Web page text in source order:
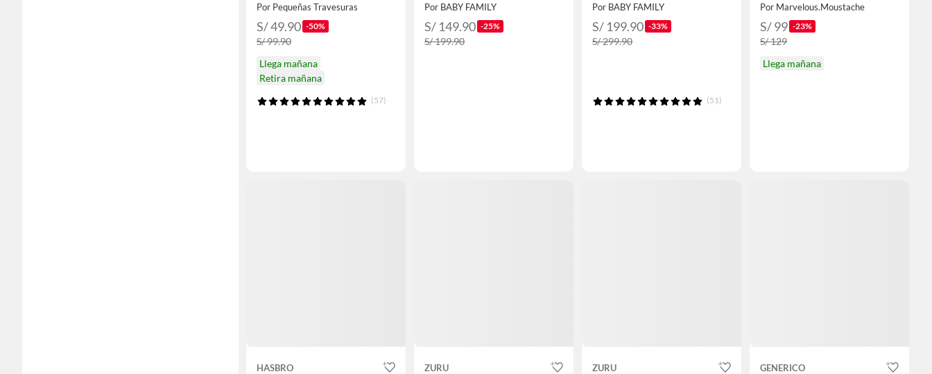
Por Pequeñas Travesuras
S/ 49.90 -50%
S/ 99.90
Llega mañana
Retira mañana
(57)
Por BABY FAMILY
S/ 149.90 -25%
S/ 199.90
Por BABY FAMILY
S/ 199.90 -33%
S/ 299.90
(51)
Por Marvelous.Moustache
S/ 99 -23%
S/ 129
Llega mañana
HASBRO ZURU ZURU GENERICO